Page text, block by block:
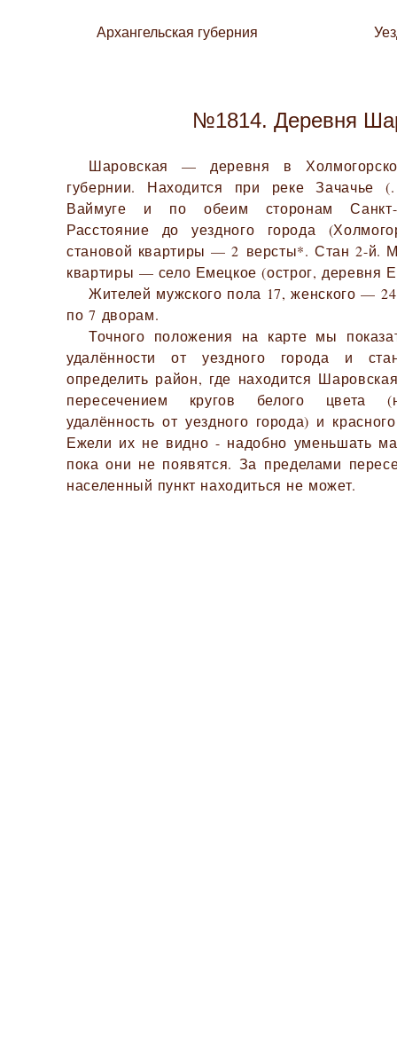
Архангельская губерния
№1814. Деревня
Шаровская — деревня в
губернии. Находится при реке
Ваймуге и по обеим сторонам Санкт-
Расстояние до уездного города
становой квартиры — 2 версты*. Стан 2-й.
квартиры — село Емецкое (острог, деревня
Жителей мужского пола 17, женского —
по 7 дворам.
Точного положения на карте мы
удалённости от уездного города и
определить район, где находится
пересечением кругов белого цвета
удалённость от уездного города) и
Ежели их не видно - надобно уменьшать
пока они не появятся. За пределами
населенный пункт находиться не может.